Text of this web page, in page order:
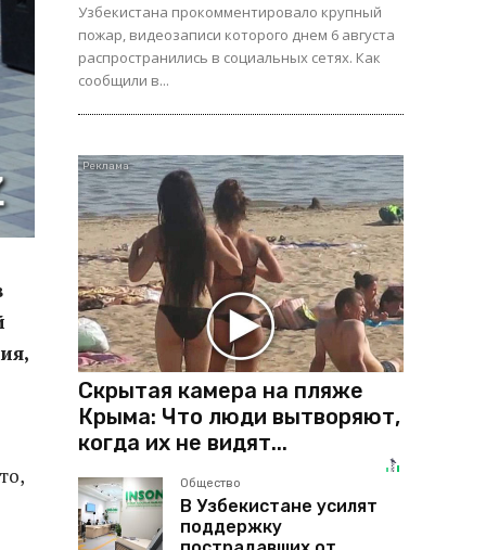
Узбекистана прокомментировало крупный
пожар, видеозаписи которого днем 6 августа
распространились в социальных сетях. Как
сообщили в...
Скрытая камера на пляже
Крыма: Что люди вытворяют,
когда их не видят...
Общество
В Узбекистане усилят
поддержку